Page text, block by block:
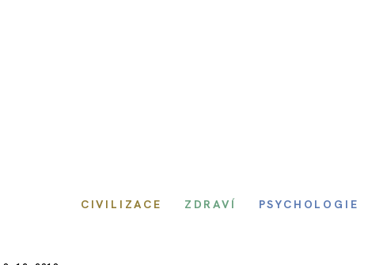
CIVILIZACE ZDRAVÍ PSYCHOLOGIE